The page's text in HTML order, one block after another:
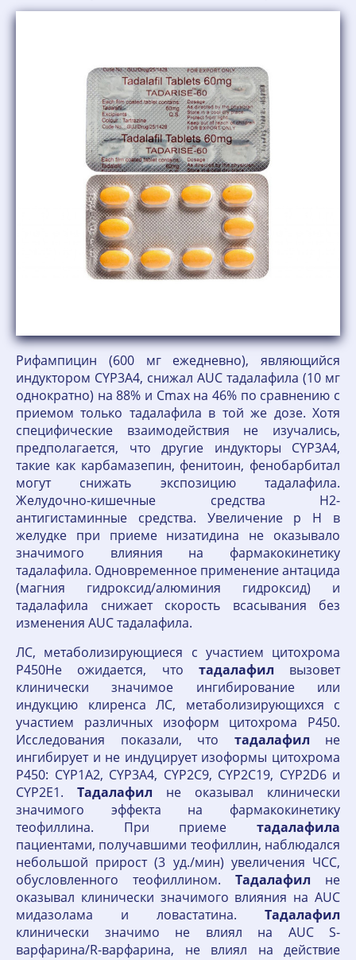
Рифампицин (600 мг ежедневно), являющийся
индуктором CYP3A4, снижал AUC тадалафила (10 мг
однократно) на 88% и Cmax на 46% по сравнению с
приемом только тадалафила в той же дозе. Хотя
специфические взаимодействия не изучались,
предполагается, что другие индукторы CYP3A4,
такие как карбамазепин, фенитоин, фенобарбитал
могут снижать экспозицию тадалафила.
Желудочно-кишечные средства Н2-
антигистаминные средства. Увеличение p H в
желудке при приеме низатидина не оказывало
значимого влияния на фармакокинетику
тадалафила. Одновременное применение антацида
(магния гидроксид/алюминия гидроксид) и
тадалафила снижает скорость всасывания без
изменения AUC тадалафила.
ЛС, метаболизирующиеся с участием цитохрома
P450Не ожидается, что тадалафил вызовет
клинически значимое ингибирование или
индукцию клиренса ЛС, метаболизирующихся с
участием различных изоформ цитохрома P450.
Исследования показали, что тадалафил не
ингибирует и не индуцирует изоформы цитохрома
Р450: CYP1A2, CYP3A4, CYP2С9, CYP2С19, CYP2D6 и
CYP2E1. Тадалафил не оказывал клинически
значимого эффекта на фармакокинетику
теофиллина. При приеме тадалафила
пациентами, получавшими теофиллин, наблюдался
небольшой прирост (3 уд./мин) увеличения ЧСС,
обусловленного теофиллином. Тадалафил не
оказывал клинически значимого влияния на AUC
мидазолама и ловастатина. Тадалафил
клинически значимо не влиял на AUC S-
варфарина/R-варфарина, не влиял на действие